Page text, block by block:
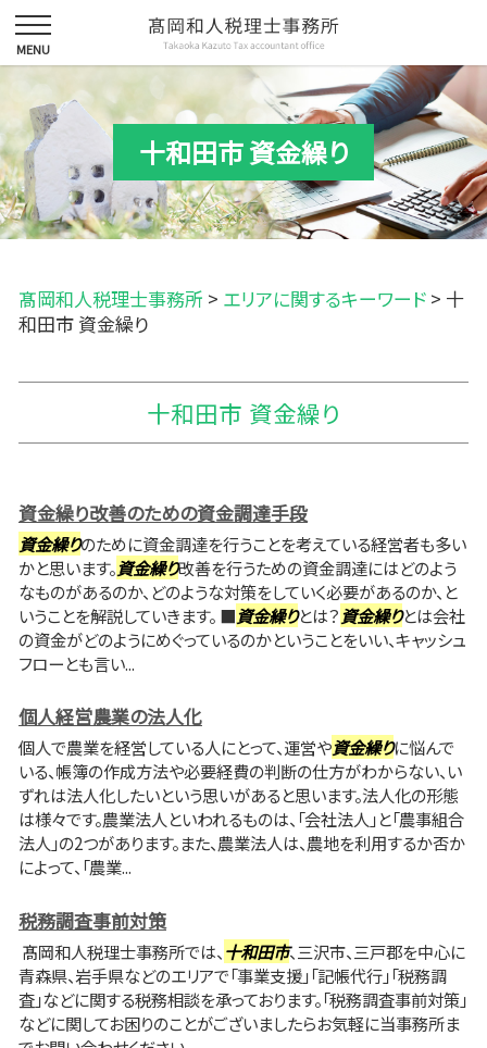
十和田市 資金繰り
髙岡和人税理士事務所 > エリアに関するキーワード > 十
和田市 資金繰り
十和田市 資金繰り
資金繰り改善のための資金調達手段
資金繰りのために資金調達を行うことを考えている経営者も多い
かと思います。資金繰り改善を行うための資金調達にはどのよう
なものがあるのか、どのような対策をしていく必要があるのか、と
いうことを解説していきます。 ■資金繰りとは？資金繰りとは会社
の資金がどのようにめぐっているのかということをいい、キャッシュ
フローとも言い...
個人経営農業の法人化
個人で農業を経営している人にとって、運営や資金繰りに悩んで
いる、帳簿の作成方法や必要経費の判断の仕方がわからない、い
ずれは法人化したいという思いがあると思います。法人化の形態
は様々です。農業法人といわれるものは、「会社法人」と「農事組合
法人」の2つがあります。また、農業法人は、農地を利用するか否か
によって、「農業...
税務調査事前対策
髙岡和人税理士事務所では、 十和田市、三沢市、三戸郡を中心に
青森県、岩手県などのエリアで「事業支援」「記帳代行」「税務調
査」などに関する税務相談を承っております。「税務調査事前対策」
などに関してお困りのことがございましたらお気軽に当事務所ま